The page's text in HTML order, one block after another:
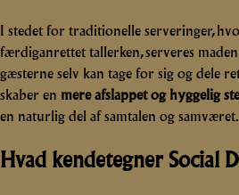
I stedet for traditionelle serveringer,
færdiganrettet tallerken, serveres
gæsterne selv kan tage for sig og dele
skaber en mere afslappet og hyggelig
en naturlig del af samtalen og samværet.
Hvad kendetegner Social